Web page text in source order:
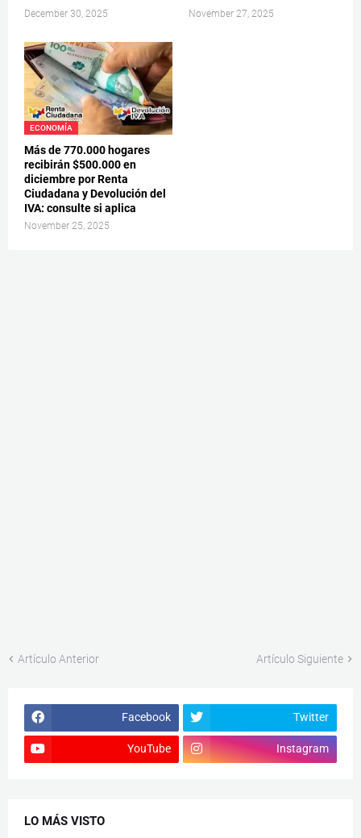
December 30, 2025 November 27, 2025
ECONOMÍA
Más de 770.000 hogares
recibirán $500.000 en
diciembre por Renta
Ciudadana y Devolución del
IVA: consulte si aplica
November 25, 2025
Artículo Anterior Artículo Siguiente
Facebook Twitter
YouTube Instagram
LO MÁS VISTO